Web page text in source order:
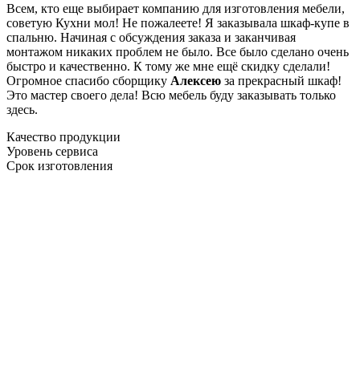
Всем, кто еще выбирает компанию для изготовления мебели,
советую Кухни мол! Не пожалеете! Я заказывала шкаф-купе в
спальню. Начиная с обсуждения заказа и заканчивая
монтажом никаких проблем не было. Все было сделано очень
быстро и качественно. К тому же мне ещё скидку сделали!
Огромное спасибо сборщику Алексею за прекрасный шкаф!
Это мастер своего дела! Всю мебель буду заказывать только
здесь.
Качество продукции
Уровень сервиса
Срок изготовления